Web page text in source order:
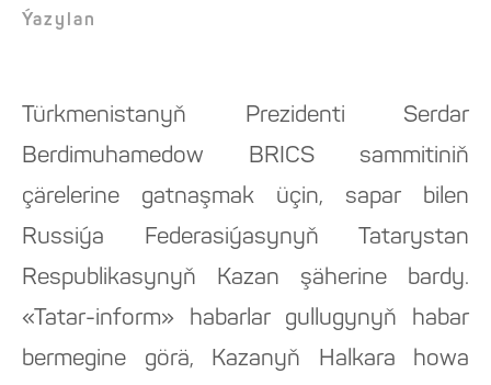
Ýazylan
Türkmenistanyň Prezidenti Serdar
Berdimuhamedow BRICS sammitiniň
çärelerine gatnaşmak üçin, sapar bilen
Russiýa Federasiýasynyň Tatarystan
Respublikasynyň Kazan şäherine bardy.
«Tatar-inform» habarlar gullugynyň habar
bermegine görä, Kazanyň Halkara howa